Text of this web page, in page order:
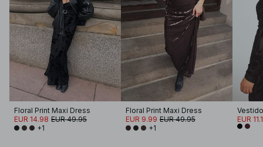
Floral Print Maxi Dress
EUR 14.98 EUR 49.95
+1
Floral Print Maxi Dress
EUR 9.99 EUR 49.95
+1
EUR